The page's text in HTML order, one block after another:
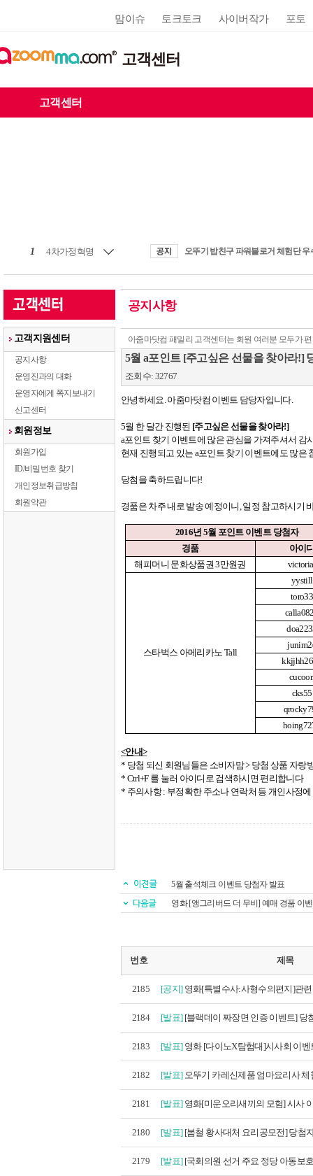
맘이슈 토크토크 사이버작가 포토
고객센터
고객센터
1 4차가정혁명
고객지원센터
공지사항
운영진과의 대화
운영자에게 쪽지보내기
신고센터
회원정보
회원가입
ID/비밀번호 찾기
개인정보취급방침
회원약관
공지사항
아줌마닷컴 패밀리 고객센터는 회원 여러분 모두가
5월 a포인트 [주고싶은 선물을 찾아라!]
조회수: 32767
안녕하세요.아줌마닷컴 이벤트 담당자입니다.
5월 한 달간 진행된 [주고싶은 선물을 찾아라!]
a포인트 찾기 이벤트에 많은 관심을 가져주셔서 감
현재 진행되고 있는 a포인트 찾기 이벤트에도 많은
당첨을 축하드립니다!
경품은 차주 내로 발송 예정이니,일정 참고하시기
2016년 5월 포인트 이벤트 당첨자
경품
아이
해피머니 문화상품권 3만원권
스타벅스 아메리카노 Tall
yystill
toro33
cks55
<안내>
* 당첨 되신 회원님들은 소비자맘> 당첨 상품 자랑
* Ctrl+F 를 눌러 아이디로 검색하시면 편리합니다
* 주의사항: 부정확한 주소나 연락처 등 개인사정
5월 출석체크 이벤트 당첨자 발표
영화 [앵그리버드 더 무비] 예매 경품 이
번호 제목
2185 [공지] 영화[특별수사:사형수의편지]관
2184 [발표] [블랙데이 짜장면 인증 이벤트] 당
2183 [발표] 영화 [다이노X탐험대]시사회 이벤
2182 [발표] 오뚜기 카레신제품 엄마요리사 체
2181 [발표] 영화[미운오리새끼의 모험] 시사
2180 [발표] [봄철 황사대처 요리공모전] 당첨
2179 [발표] [국회의원 선거 주요 정당 아동보